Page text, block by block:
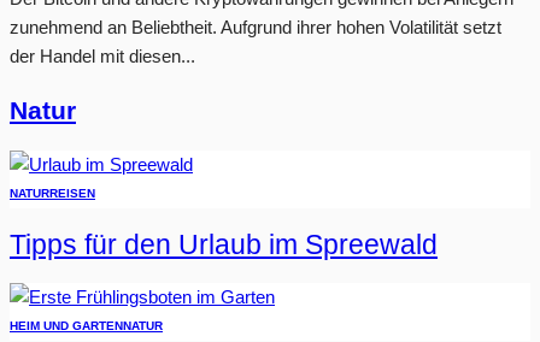
zunehmend an Beliebtheit. Aufgrund ihrer hohen Volatilität setzt
der Handel mit diesen...
Natur
NATURREISEN
Tipps für den Urlaub im Spreewald
HEIM UND GARTENNATUR